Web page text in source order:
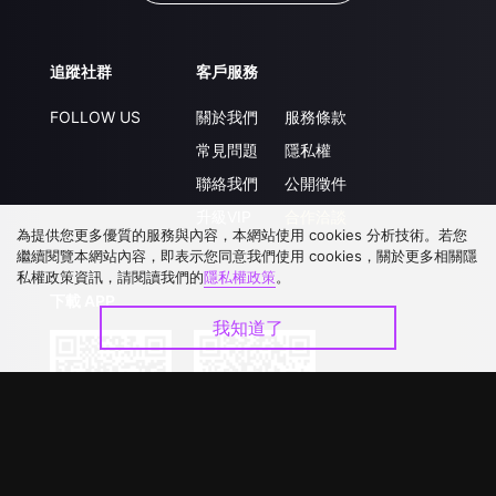
追蹤社群
FOLLOW US
客戶服務
關於我們
常見問題
聯絡我們
服務條款
隱私權
公開徵件
為提供您更多優質的服務與內容，本網站使用 cookies 分析技術。若您
繼續閱覽本網站內容，即表示您同意我們使用 cookies，關於更多相關隱
私權政策資訊，請閱讀我們的隱私權政策。
我知道了